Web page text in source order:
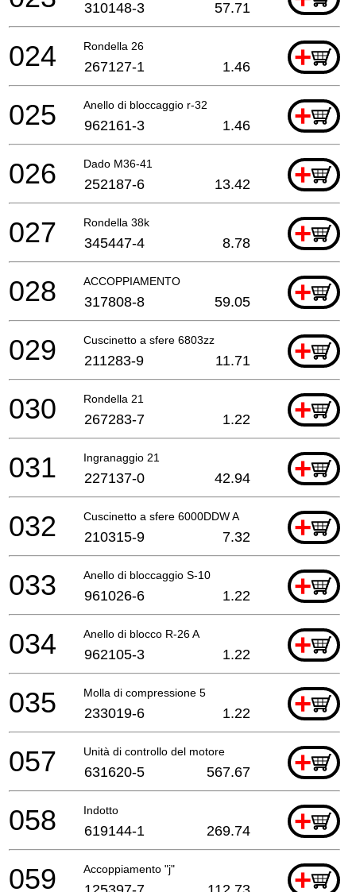
310148-3 57.71
Rondella 26 +
024 267127-1 1.46
Anello di bloccaggio r-32 +
025 962161-3 1.46
Dado M36-41 +
026 252187-6 13.42
Rondella 38k +
027 345447-4 8.78
ACCOPPIAMENTO +
028 317808-8 59.05
Cuscinetto a sfere 6803zz +
029 211283-9 11.71
Rondella 21 +
030 267283-7 1.22
Ingranaggio 21 +
031 227137-0 42.94
Cuscinetto a sfere 6000DDW A +
032 210315-9 7.32
Anello di bloccaggio S-10 +
033 961026-6 1.22
Anello di blocco R-26 A +
034 962105-3 1.22
Molla di compressione 5 +
035 233019-6 1.22
Unità di controllo del motore +
057 631620-5 567.67
Indotto +
058 619144-1 269.74
Accoppiamento "j" +
059